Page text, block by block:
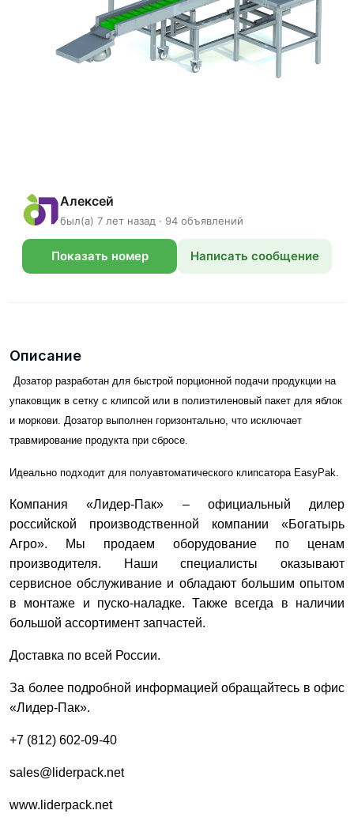
Алексей
был(а) 7 лет назад · 94 объявлений
Показать номер Написать сообщение
Описание
Дозатор разработан для быстрой порционной подачи продукции на
упаковщик в сетку с клипсой или в полиэтиленовый пакет для яблок
и моркови. Дозатор выполнен горизонтально, что исключает
травмирование продукта при сбросе.
Идеально подходит для полуавтоматического клипсатора EasyPak.
Компания «Лидер-Пак» – официальный дилер
российской производственной компании «Богатырь
Агро». Мы продаем оборудование по ценам
производителя. Наши специалисты оказывают
сервисное обслуживание и обладают большим опытом
в монтаже и пуско-наладке. Также всегда в наличии
большой ассортимент запчастей.
Доставка по всей России.
За более подробной информацией обращайтесь в офис
«Лидер-Пак».
+7 (812) 602-09-40
sales@liderpack.net
www.liderpack.net